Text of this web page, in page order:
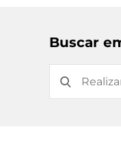
Buscar